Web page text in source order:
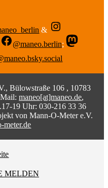
&
@maneo.berlin;
Bülowstraße 106 , 10783
Mail:maneo[at]maneo.de,
19 Uhr: 030-216 33 36
von Mann-O-Meter e.V.
meter.de
MELDEN